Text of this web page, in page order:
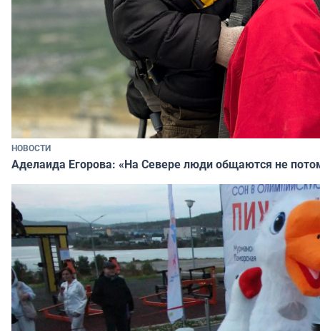
НОВОСТИ
Аделаида Егорова: «На Севере люди общаются не